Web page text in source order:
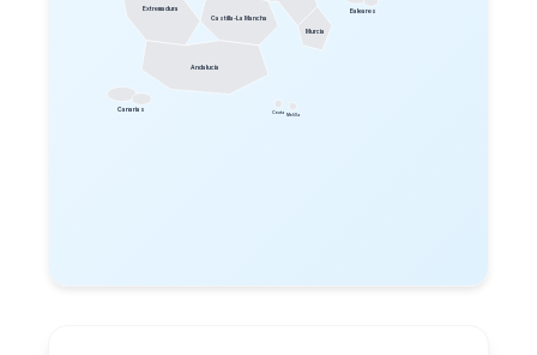
Castilla-La Mancha
Extremadura
Andalucía
Murcia
Baleares
Canarias
Ceuta
Melilla